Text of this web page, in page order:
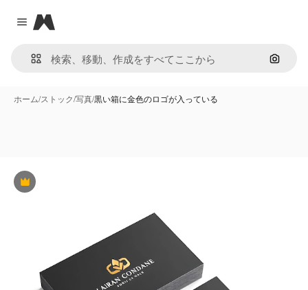
Close menu
Magnific
画像で
ホーム/ストック/写真/黒い箱に金色のロゴが入っている
Premium